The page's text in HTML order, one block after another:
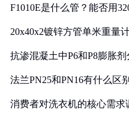
F1010E是什么管？能否用
20x40x2镀锌方管单米重量
抗渗混凝土中P6和P8膨胀
法兰PN25和PN16有什么区别
消费者对洗衣机的核心需求